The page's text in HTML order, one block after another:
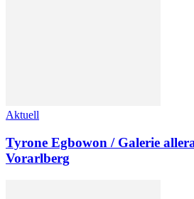
Aktuell
Tyrone Egbowon / Galerie
Vorarlberg